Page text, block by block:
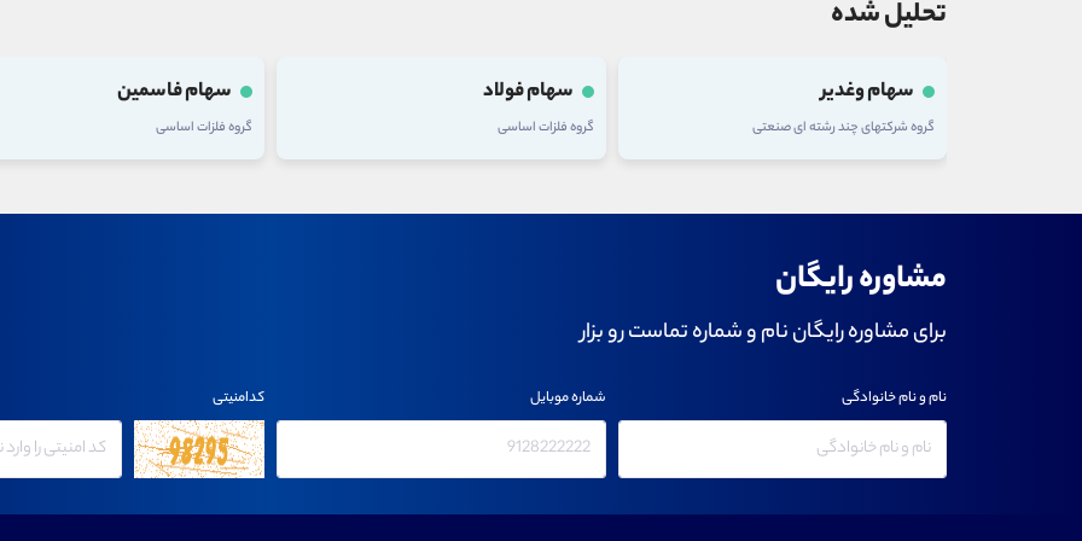
تحلیل شده
سهام وغدیر
گروه شرکتهای چند رشته ای صنعتی
سهام فولاد
گروه فلزات اساسی
سهام فاسمین
گروه فلزات اساسی
مشاوره رایگان
برای مشاوره رایگان نام و شماره تماست رو بزار
نام و نام خانوادگی شماره موبایل کدامنیتی